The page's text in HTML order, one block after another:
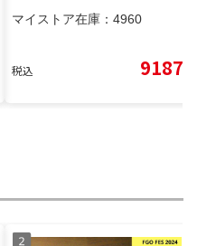
マイストア在庫： 4960
税込 9187